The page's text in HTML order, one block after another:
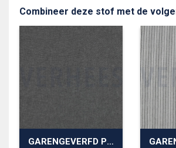
Combineer deze stof met de
GARENGEVERFD POPLIN